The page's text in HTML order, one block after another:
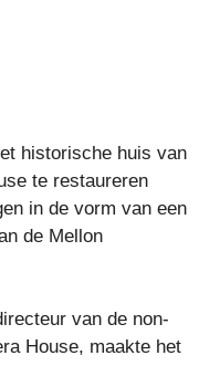
historische huis van
te restaureren
in de vorm van een
de Mellon
van de non-
House, maakte het